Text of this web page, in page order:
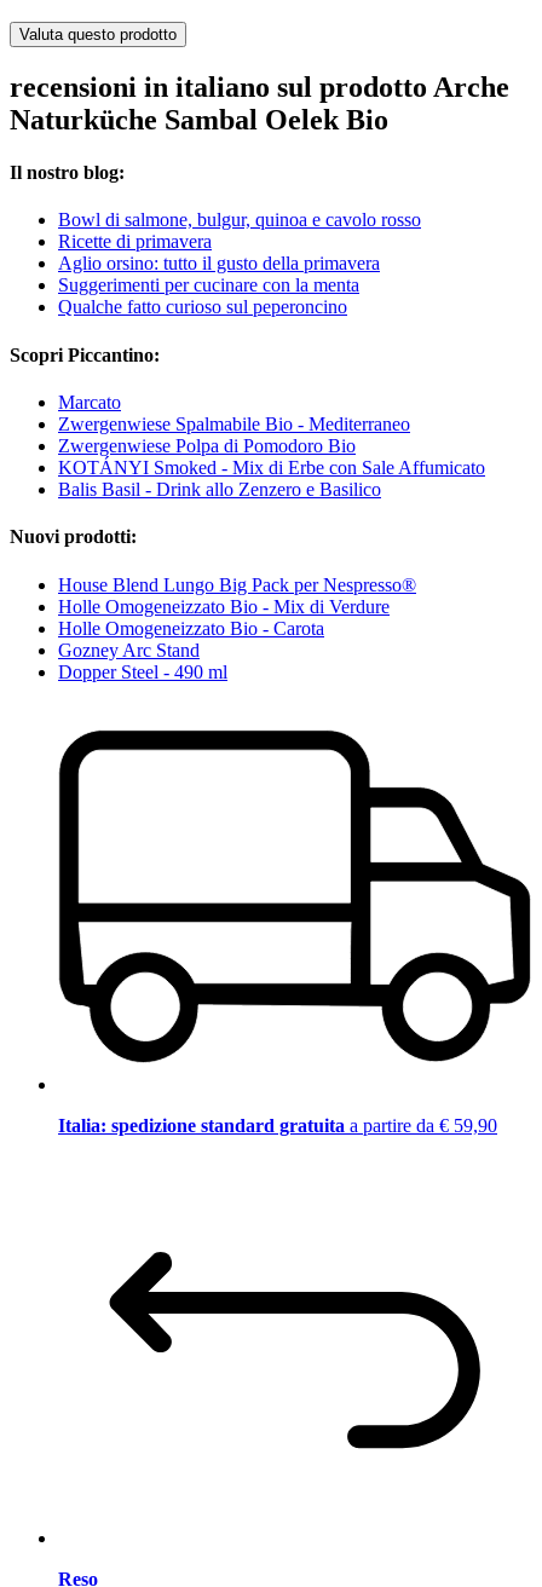
Valuta questo prodotto
recensioni in italiano sul prodotto Arche
Naturküche Sambal Oelek Bio
Il nostro blog:
Bowl di salmone, bulgur, quinoa e cavolo rosso
Ricette di primavera
Aglio orsino: tutto il gusto della primavera
Suggerimenti per cucinare con la menta
Qualche fatto curioso sul peperoncino
Scopri Piccantino:
Marcato
Zwergenwiese Spalmabile Bio - Mediterraneo
Zwergenwiese Polpa di Pomodoro Bio
KOTÁNYI Smoked - Mix di Erbe con Sale Affumicato
Balis Basil - Drink allo Zenzero e Basilico
Nuovi prodotti:
House Blend Lungo Big Pack per Nespresso®
Holle Omogeneizzato Bio - Mix di Verdure
Holle Omogeneizzato Bio - Carota
Gozney Arc Stand
Dopper Steel - 490 ml
Italia: spedizione standard gratuita a partire da € 59,90
Reso